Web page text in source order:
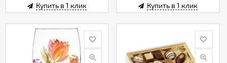
Купить в 1 клик Купить в 1 клик